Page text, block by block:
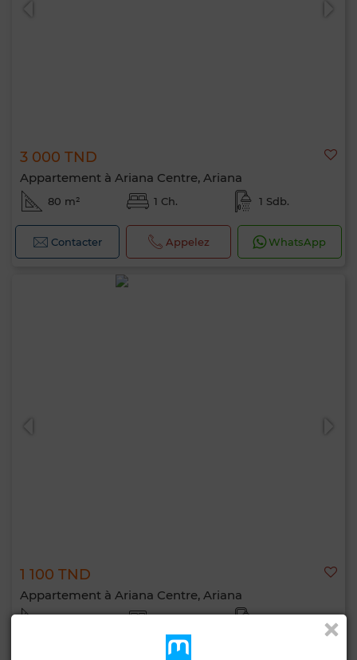
3 000 TND
Appartement à Ariana Centre, Ariana
80 m² 1 Ch. 1 Sdb.
Contacter Appelez WhatsApp
1 100 TND
Appartement à Ariana Centre, Ariana
140 m² 4 Ch. 1 Sdb.